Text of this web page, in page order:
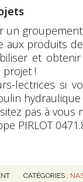
un
aux produits
et
!
lectrices si
pas à vous
PIRLOT
CATÉGORIES :